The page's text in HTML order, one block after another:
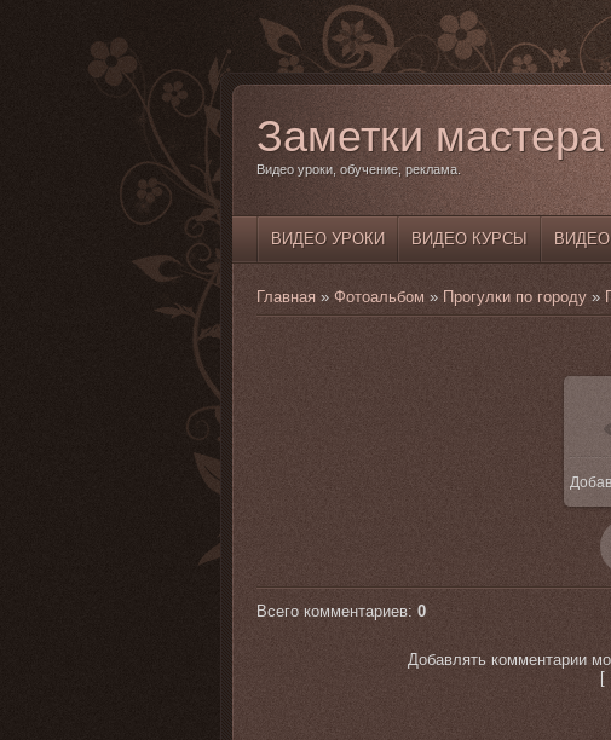
Заметки мастера
Видео уроки, обучение, реклама.
ВИДЕО УРОКИ ВИДЕО КУРСЫ ВИДЕО
Главная » Фотоальбом » Прогулки по городу »
Всего комментариев: 0
Добавлять комментарии
[